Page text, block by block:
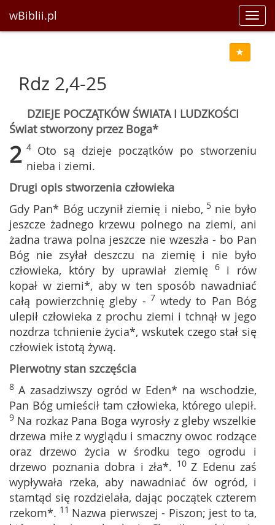
wBiblii.pl
Rdz 2,4-25
DZIEJE POCZĄTKÓW ŚWIATA I LUDZKOŚCI
Świat stworzony przez Boga*
2 4 Oto są dzieje początków po stworzeniu
nieba i ziemi.
Drugi opis stworzenia człowieka
Gdy Pan* Bóg uczynił ziemię i niebo, 5 nie było
jeszcze żadnego krzewu polnego na ziemi, ani
żadna trawa polna jeszcze nie wzeszła - bo Pan
Bóg nie zsyłał deszczu na ziemię i nie było
człowieka, który by uprawiał ziemię 6 i rów
kopał w ziemi*, aby w ten sposób nawadniać
całą powierzchnię gleby - 7 wtedy to Pan Bóg
ulepił człowieka z prochu ziemi i tchnął w jego
nozdrza tchnienie życia*, wskutek czego stał się
człowiek istotą żywą.
Pierwotny stan szczęścia
8 A zasadziwszy ogród w Eden* na wschodzie,
Pan Bóg umieścił tam człowieka, którego ulepił.
9 Na rozkaz Pana Boga wyrosły z gleby wszelkie
drzewa miłe z wyglądu i smaczny owoc rodzące
oraz drzewo życia w środku tego ogrodu i
drzewo poznania dobra i zła*. 10 Z Edenu zaś
wypływała rzeka, aby nawadniać ów ogród, i
stamtąd się rozdzielała, dając początek czterem
rzekom*. 11 Nazwa pierwszej - Piszon; jest to ta,